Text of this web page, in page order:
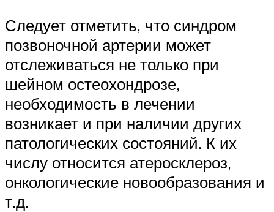
Следует отметить, что синдром
позвоночной артерии может
отслеживаться не только при
шейном остеохондрозе,
необходимость в лечении
возникает и при наличии других
патологических состояний. К их
числу относится атеросклероз,
онкологические новообразования и
т.д.